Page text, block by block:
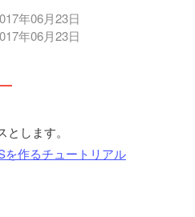
年06月23日
年06月23日
します。
を作るチュートリアル